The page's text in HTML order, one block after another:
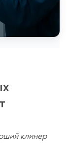
клинер